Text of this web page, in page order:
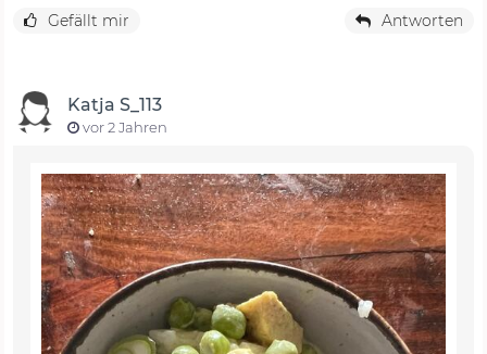
Gefällt mir Antworten
Katja S_113
vor 2 Jahren